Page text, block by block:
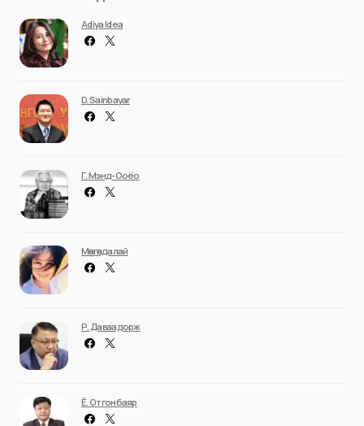
Adiya Idea
D. Sainbayar
Г. Мэнд-Ооёо
Мөнгөндалай
Р. Даваадорж
Ё. Отгонбаяр